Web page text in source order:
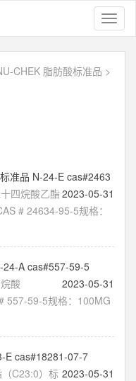
CHEK 脂肪酸标准品 >
准品 N-24-E cas#2463
2023-05-31
四烷酸乙酯
# 24634-95-5规格：
24-A cas#557-59-5
2023-05-31
酸
557-59-5规格：100MG
E cas#18281-07-7
2023-05-31
C23:0）标